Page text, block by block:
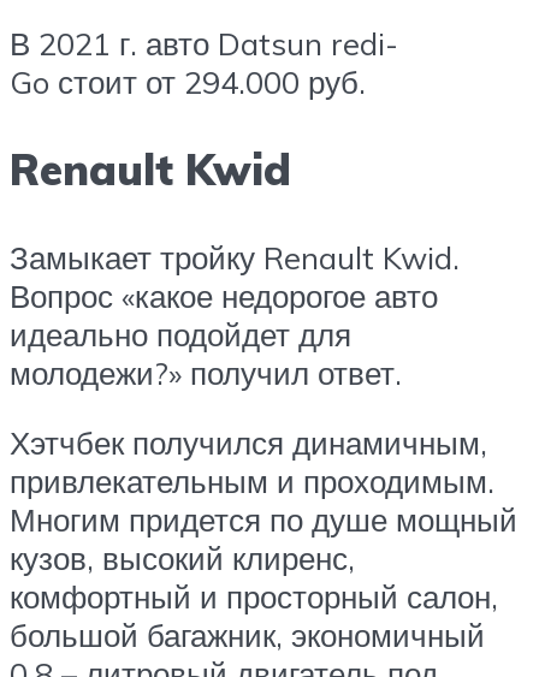
В 2021 г. авто Datsun redi-
Go стоит от 294.000 руб.
Renault Kwid
Замыкает тройку Renault Kwid.
Вопрос «какое недорогое авто
идеально подойдет для
молодежи?» получил ответ.
Хэтчбек получился динамичным,
привлекательным и проходимым.
Многим придется по душе мощный
кузов, высокий клиренс,
комфортный и просторный салон,
большой багажник, экономичный